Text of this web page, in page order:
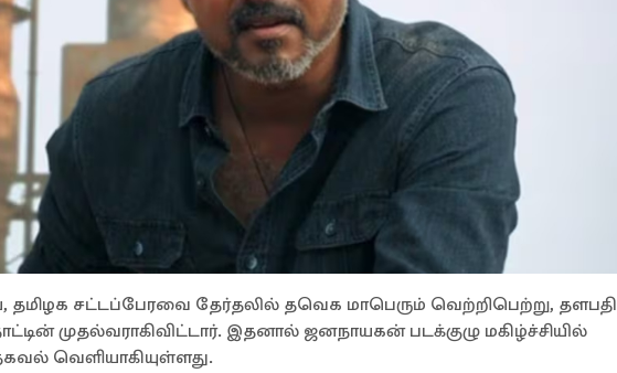
சட்டப்பேரவை தேர்தலில் தவெக மாபெரும் வெற்றிபெற்று, தளபதி
முதல்வராகிவிட்டார். இதனால் ஜனநாயகன் படக்குழு மகிழ்ச்சியில்
வெளியாகியுள்ளது.